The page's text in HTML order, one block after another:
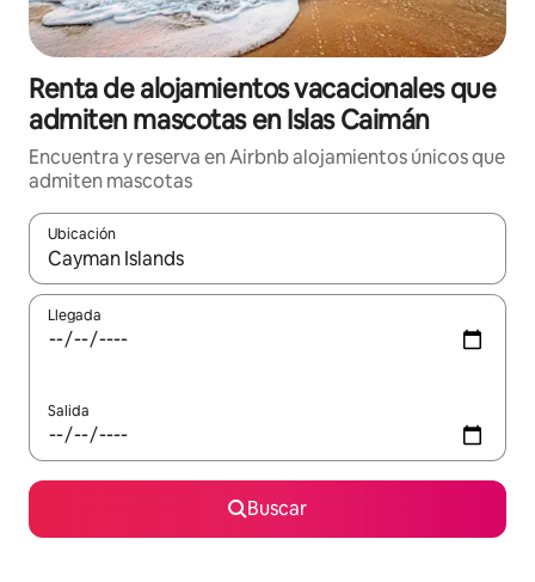
Renta de alojamientos vacacionales que
admiten mascotas en Islas Caimán
Encuentra y reserva en Airbnb alojamientos únicos que
admiten mascotas
Ubicación
Cuando los resultados estén disponibles, podrás navegar
Llegada
Salida
Buscar